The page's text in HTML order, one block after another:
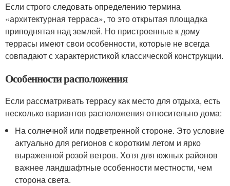
Если строго следовать определению термина
«архитектурная терраса», то это открытая площадка
приподнятая над землей. Но пристроенные к дому
террасы имеют свои особенности, которые не всегда
совпадают с характеристикой классической конструкции.
Особенности расположения
Если рассматривать террасу как место для отдыха, есть
несколько вариантов расположения относительно дома:
На солнечной или подветренной стороне. Это условие
актуально для регионов с коротким летом и ярко
выраженной розой ветров. Хотя для южных районов
важнее ландшафтные особенности местности, чем
сторона света.